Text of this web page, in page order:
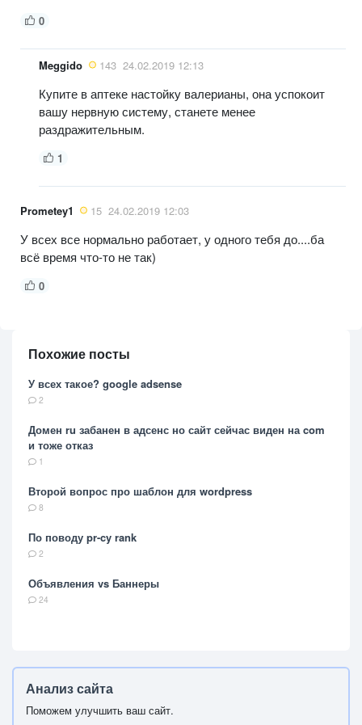
0
Meggido 143 24.02.2019 12:13
Купите в аптеке настойку валерианы, она успокоит
вашу нервную систему, станете менее
раздражительным.
1
Prometey1 15 24.02.2019 12:03
У всех все нормально работает, у одного тебя до....ба
всё время что-то не так)
0
Похожие посты
У всех такое? google adsense
2
Домен ru забанен в адсенс но сайт сейчас виден на com
и тоже отказ
1
Второй вопрос про шаблон для wordpress
8
По поводу pr-cy rank
2
Объявления vs Баннеры
24
Анализ сайта
Поможем улучшить ваш сайт.